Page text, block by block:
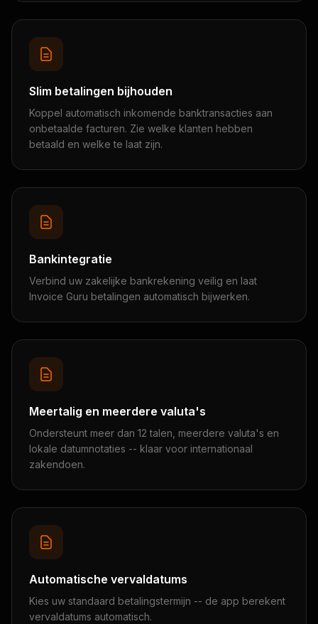
Slim betalingen bijhouden
Koppel automatisch inkomende banktransacties aan
onbetaalde facturen. Zie welke klanten hebben
betaald en welke te laat zijn.
Bankintegratie
Verbind uw zakelijke bankrekening veilig en laat
Invoice Guru betalingen automatisch bijwerken.
Meertalig en meerdere valuta's
Ondersteunt meer dan 12 talen, meerdere valuta's en
lokale datumnotaties -- klaar voor internationaal
zakendoen.
Automatische vervaldatums
Kies uw standaard betalingstermijn -- de app berekent
vervaldatums automatisch.